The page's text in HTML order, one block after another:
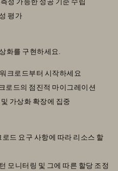
평가
화를 구현하세요.
크로드부터 시작하세요
로드의 점진적 마이그레이션
가상화 확장에 집중
로드 요구 사항에 따라 리소스 할
모니터링 및 그에 따른 할당 조정